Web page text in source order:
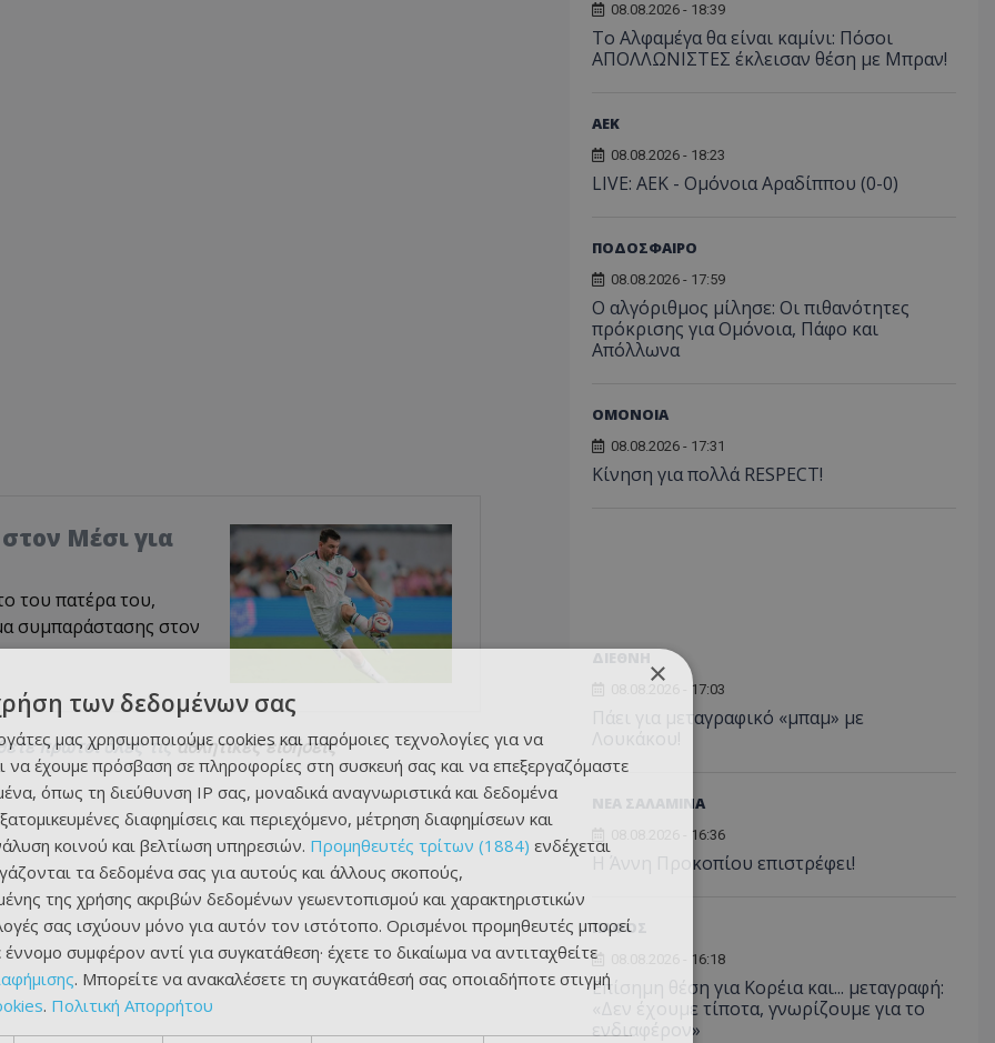
Μέσι για
του πατέρα του,
συμπαράστασης στον
πρώτοι όλες τιςαθλητικές ειδήσεις
08.08.2026 - 18:39
Το Αλφαμέγα θα είναι καμίνι: Πόσοι
ΑΠΟΛΛΩΝΙΣΤΕΣ έκλεισαν θέση με Μπραν!
ΑEK
08.08.2026 - 18:23
LIVE: ΑΕΚ - Ομόνοια Αραδίππου (0-0)
ΠΟΔΟΣΦΑΙΡΟ
08.08.2026 - 17:59
Ο αλγόριθμος μίλησε: Οι πιθανότητες
πρόκρισης για Ομόνοια, Πάφο και
Απόλλωνα
ΟΜΟΝΟΙΑ
08.08.2026 - 17:31
Κίνηση για πολλά RESPECT!
08.08.2026 - 17:03
Πάει για μεταγραφικό «μπαμ» με
ΝΕΑ ΣΑΛΑΜΙΝΑ
08.08.2026 - 16:36
Η Άννη Προκοπίου επιστρέφει!
ΠΑΦΟΣ
08.08.2026 - 16:18
Επίσημη θέση για Κορέια και... μεταγραφή:
«Δεν έχουμε τίποτα, γνωρίζουμε για το
ενδιαφέρον»
×
των δεδομένων σας
μας χρησιμοποιούμε cookies και παρόμοιες τεχνολογίες για να
να έχουμε πρόσβαση σε πληροφορίες στη συσκευή σας και να επεξεργαζόμαστε
όπως τη διεύθυνση IP σας, μοναδικά αναγνωριστικά και δεδομένα
διαφημίσεις και περιεχόμενο, μέτρηση διαφημίσεων και
κοινού και βελτίωση υπηρεσιών. Προμηθευτές τρίτων (1884) ενδέχεται
τα δεδομένα σας για αυτούς και άλλους σκοπούς,
της χρήσης ακριβών δεδομένων γεωεντοπισμού και χαρακτηριστικών
σας ισχύουν μόνο για αυτόν τον ιστότοπο. Ορισμένοι προμηθευτές μπορεί
συμφέρον αντί για συγκατάθεση· έχετε το δικαίωμα να αντιταχθείτε
. Μπορείτε να ανακαλέσετε τη συγκατάθεσή σας οποιαδήποτε στιγμή
. Πολιτική Απορρήτου